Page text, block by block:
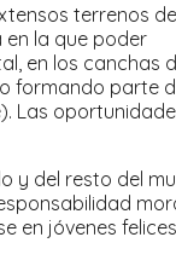
terrenos
la que poder
en los canchas
formando parte
Las
y del resto del
en jóvenes felices,